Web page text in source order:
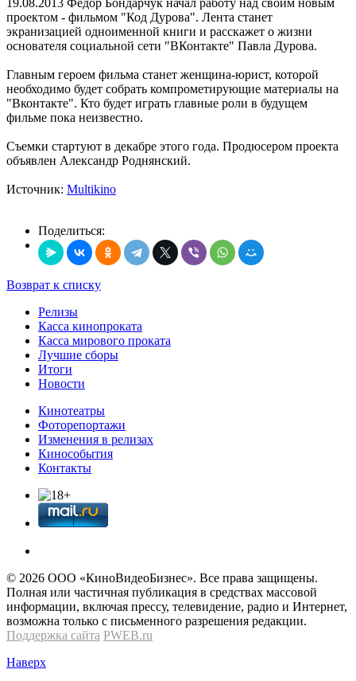
проектом - фильмом "Код Дурова". Лента станет
экранизацией одноименной книги и расскажет о жизни
основателя социальной сети "ВКонтакте" Павла Дурова.
Главным героем фильма станет женщина-юрист, которой
необходимо будет собрать компрометирующие материалы на
"Вконтакте". Кто будет играть главные роли в будущем
фильме пока неизвестно.
Съемки стартуют в декабре этого года. Продюсером проекта
объявлен Александр Роднянский.
Источник: Multikino
Поделиться:
Возврат к списку
Релизы
Касса кинопроката
Касса мирового проката
Лучшие сборы
Итоги
Новости
Кинотеатры
Фоторепортажи
Изменения в релизах
Кинособытия
Контакты
© 2026 OOО «КиноВидеоБизнес». Все права защищены.
Полная или частичная публикация в средствах массовой
информации, включая прессу, телевидение, радио и Интернет,
возможна только с письменного разрешения редакции.
Поддержка сайта PWEB.ru
Наверх